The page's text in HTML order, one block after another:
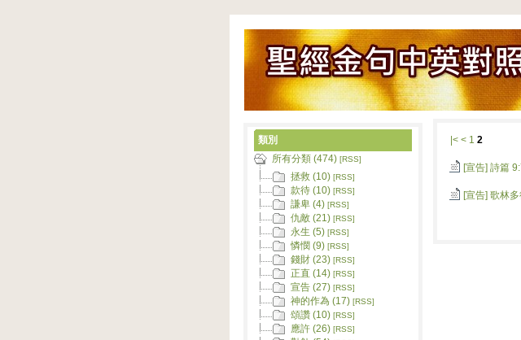
|< < 1 2
[宣告] 詩篇
[宣告] 歌林
類別
所有分類 (474) [RSS]
拯救 (10) [RSS]
款待 (10) [RSS]
謙卑 (4) [RSS]
仇敵 (21) [RSS]
永生 (5) [RSS]
憐憫 (9) [RSS]
錢財 (23) [RSS]
正直 (14) [RSS]
宣告 (27) [RSS]
神的作為 (17) [RSS]
頌讚 (10) [RSS]
應許 (26) [RSS]